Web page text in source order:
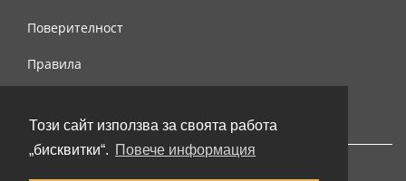
Този сайт използва за своята работа
„бисквитки“. Повече информация
Поверителност
Правила